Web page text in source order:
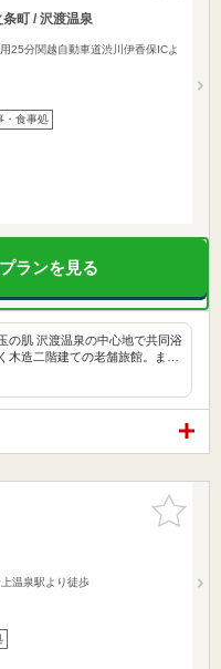
町 / 沢渡温泉
25分関越自動車道渋川伊香保ICよ
・食事処
ランを見る
の肌 沢渡温泉の中心地で共同浴
木造二階建ての老舗旅館。ま…
お気に入
りに追加
温泉駅より徒歩